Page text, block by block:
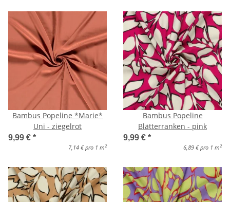
Bambus Popeline *Marie*
Uni - ziegelrot
9,99 € *
7,14 € pro 1 m 2
Bambus Popeline
Blätterranken - pink
9,99 € *
6,89 € pro 1 m 2